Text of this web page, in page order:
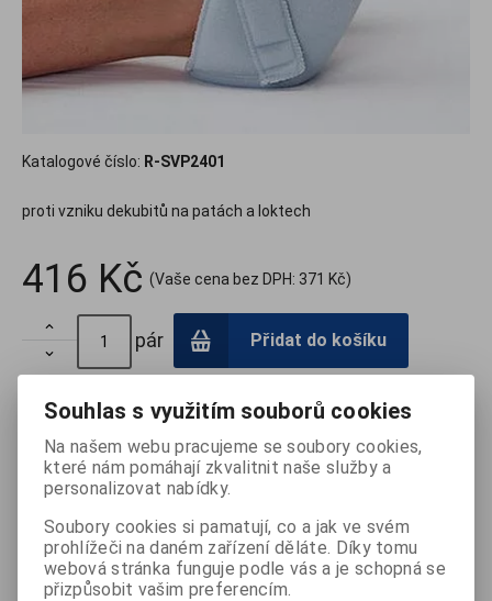
Katalogové číslo: R-SVP2401
proti vzniku dekubitů na patách a loktech
416 Kč (Vaše cena bez DPH: 371 Kč)


pár Přidat do košíku
Termín dodání (dny): skladem
Podrobný popis
Souhlas s využitím souborů cookies
Na našem webu pracujeme se soubory cookies,
které nám pomáhají zkvalitnit naše služby a
personalizovat nabídky.
Soubory cookies si pamatují, co a jak ve svém
prohlížeči na daném zařízení děláte. Díky tomu
webová stránka funguje podle vás a je schopná se
přizpůsobit vašim preferencím.